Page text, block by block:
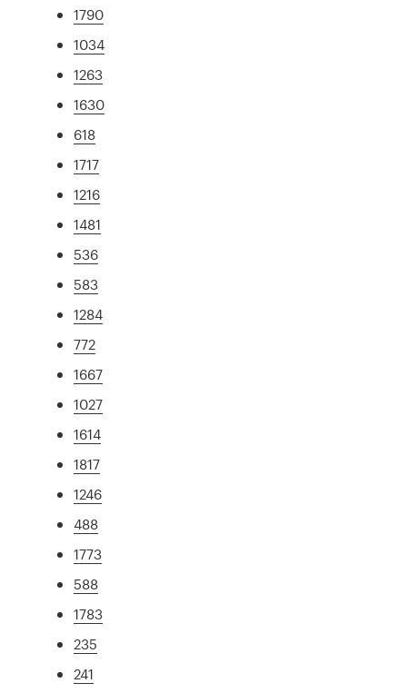
1790
1034
1263
1630
618
1717
1216
1481
536
583
1284
772
1667
1027
1614
1817
1246
488
1773
588
1783
235
241